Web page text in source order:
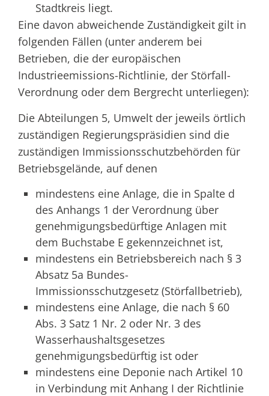
Stadtkreis liegt.
Eine davon abweichende Zuständigkeit gilt in
folgenden Fällen (unter anderem bei
Betrieben, die der europäischen
Industrieemissions-Richtlinie, der Störfall-
Verordnung oder dem Bergrecht unterliegen):
Die Abteilungen 5, Umwelt der jeweils örtlich
zuständigen Regierungspräsidien sind die
zuständigen Immissionsschutzbehörden für
Betriebsgelände, auf denen
mindestens eine Anlage, die in Spalte d
des Anhangs 1 der Verordnung über
genehmigungsbedürftige Anlagen mit
dem Buchstabe E gekennzeichnet ist,
mindestens ein Betriebsbereich nach § 3
Absatz 5a Bundes-
Immissionsschutzgesetz (Störfallbetrieb),
mindestens eine Anlage, die nach § 60
Abs. 3 Satz 1 Nr. 2 oder Nr. 3 des
Wasserhaushaltsgesetzes
genehmigungsbedürftig ist oder
mindestens eine Deponie nach Artikel 10
in Verbindung mit Anhang I der Richtlinie